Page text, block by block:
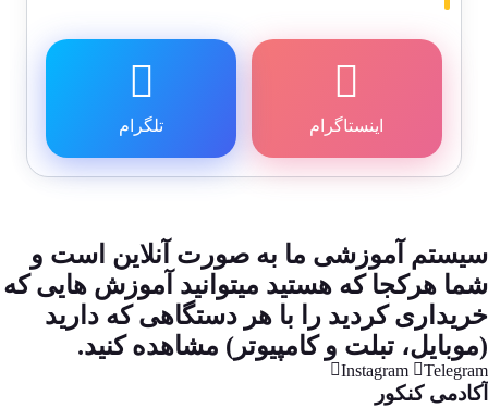
اینستاگرام تلگرام
سیستم آموزشی ما به صورت آنلاین است و
شما هرکجا که هستید میتوانید آموزش هایی که
خریداری کردید را با هر دستگاهی که دارید
(موبایل، تبلت و کامپیوتر) مشاهده کنید.
Telegram
Instagram
آکادمی کنکور